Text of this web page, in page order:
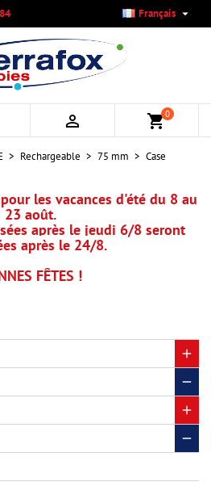
Français 
 shopping_cart0
Rechargeable 75 mm
Case
les vacances d'été du 8 au
23 août.
après le jeudi 6/8 seront
après le 24/8.
FÊTES !
×
liste
×
Créer une liste d'envies
×
pour ajouter des produits à votre
Annuler Connexion